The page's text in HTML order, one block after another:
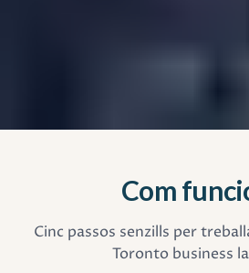
Com
Cinc passos senzills per
Toronto business